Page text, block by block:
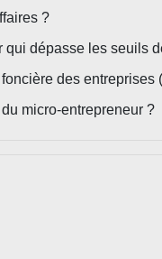
?
dépasse les seuils
des entreprises
micro-entrepreneur ?